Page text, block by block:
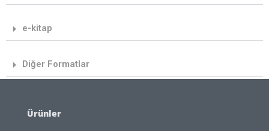
e-kitap
Diğer Formatlar
Ürünler